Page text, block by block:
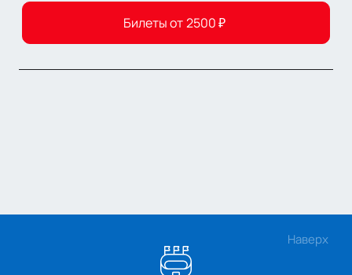
Билеты от2500₽
Наверх